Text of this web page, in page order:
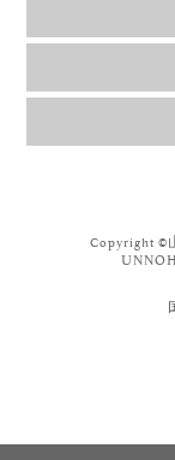
Copyright ©